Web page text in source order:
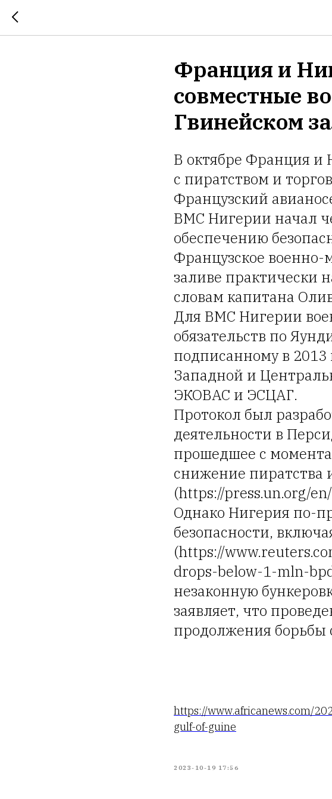
Франция и
совместные
Гвинейском
В октябре Франция и
с пиратством и
Французский
ВМС Нигерии начал
обеспечению
Французское военно-
заливе практически
словам капитана
Для ВМС Нигерии
обязательств по
подписанному в 2013
Западной и
ЭКОВАС и ЭСЦАГ.
Протокол был
деятельности в
прошедшее с
снижение пиратства
(https://press.un.org/
Однако Нигерия по-
безопасности,
(https://
drops-below-1-mln-
незаконную
заявляет, что
продолжения борьбы
https://www.africanews.com/
gulf-of-guine
2023-10-19 17:56